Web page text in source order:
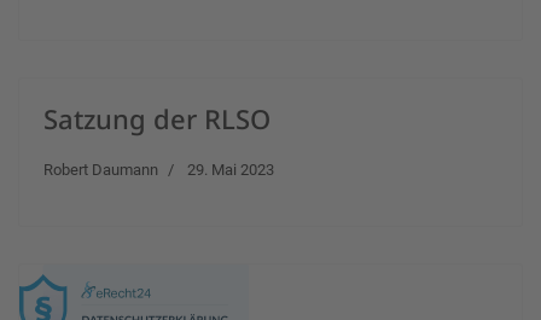
Satzung der RLSO
Robert Daumann 29. Mai 2023